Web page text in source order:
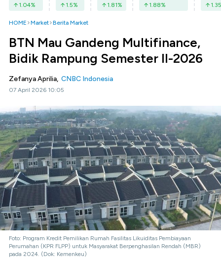
1.04% 1.5% 1.81% 1.88% 1.35
HOME Market Berita Market
BTN Mau Gandeng Multifinance,
Bidik Rampung Semester II-2026
Zefanya Aprilia, CNBC Indonesia
07 April 2026 10:05
Foto: Program Kredit Pemilikan Rumah Fasilitas Likuiditas Pembiayaan
Perumahan (KPR FLPP) untuk Masyarakat Berpenghasilan Rendah (MBR)
pada 2024. (Dok: Kemenkeu)